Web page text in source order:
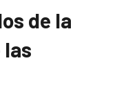
de la
las